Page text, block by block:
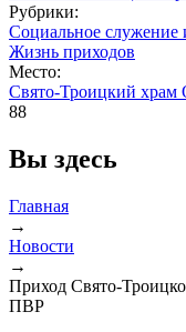
Рубрики:
Социальное служение
Жизнь приходов
Место:
Свято-Троицкий храм
88
Вы здесь
Главная
→
Новости
→
Приход Свято-
ПВР